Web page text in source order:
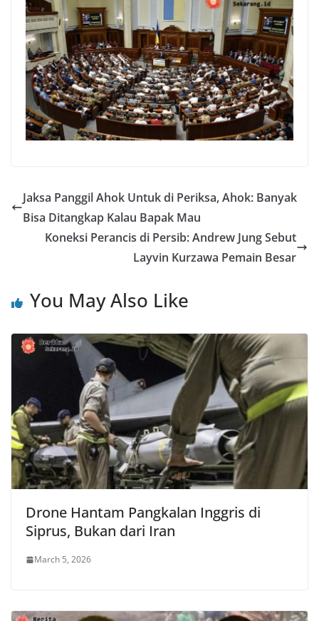
Jaksa Panggil Ahok Untuk di Periksa, Ahok: Banyak
Bisa Ditangkap Kalau Bapak Mau
Koneksi Perancis di Persib: Andrew Jung Sebut
Layvin Kurzawa Pemain Besar
You May Also Like
Drone Hantam Pangkalan Inggris di
Siprus, Bukan dari Iran
March 5, 2026